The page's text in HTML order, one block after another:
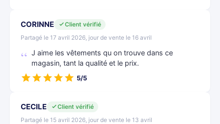
CORINNE
Client vérifié
Partagé le 17 avril 2026, jour de vente le 16 avril
J aime les vêtements qu on trouve dans ce
magasin, tant la qualité et le prix.
5/5
CECILE
Client vérifié
Partagé le 15 avril 2026, jour de vente le 13 avril